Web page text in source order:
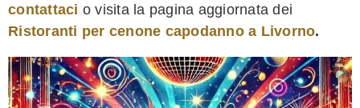
contattaci o visita la pagina aggiornata dei
Ristoranti per cenone capodanno a Livorno.